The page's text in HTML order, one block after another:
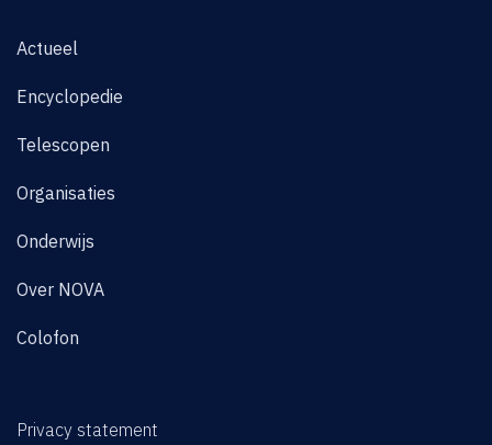
Actueel
Encyclopedie
Telescopen
Organisaties
Onderwijs
Over NOVA
Colofon
Privacy statement